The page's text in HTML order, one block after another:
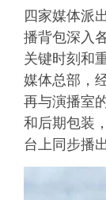
四家媒体派
播背包深入
关键时刻和
媒体总部，
再与演播室
和后期包装
台上同步播出